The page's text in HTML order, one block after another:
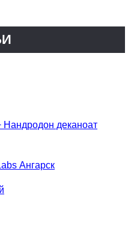
Нандродон деканоат
Ангарск